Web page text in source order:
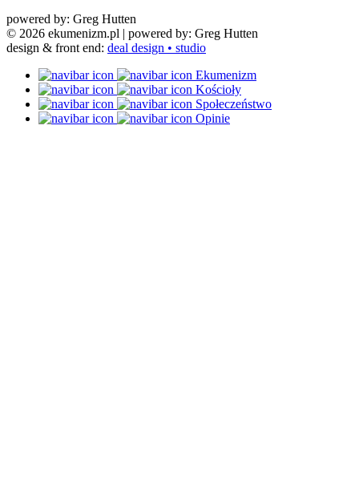
powered by: Greg Hutten
© 2026 ekumenizm.pl | powered by: Greg Hutten
design & front end: deal design • studio
Ekumenizm
Kościoły
Społeczeństwo
Opinie